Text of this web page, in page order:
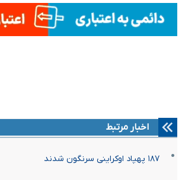
اخبار مرتبط
۱۸۷ پهپاد اوکراینی سرنگون شدند